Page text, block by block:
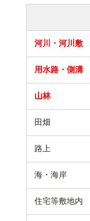
河川・河川敷
用水路・側溝
山林
田畑
路上
海・海岸
住宅等敷地内